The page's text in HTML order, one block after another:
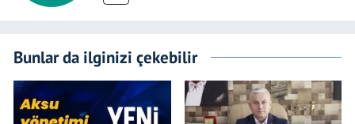
Bunlar da ilginizi çekebilir